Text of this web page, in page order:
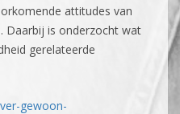
attitudes van
Daarbij is onderzocht wat
gerelateerde
gewoon-